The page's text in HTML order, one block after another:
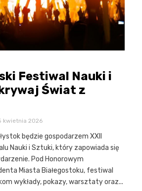
Festiwal Nauki i
Świat z
kwietnia 2026
będzie gospodarzem XXII
Nauki i Sztuki, który zapowiada się
Pod Honorowym
Miasta Białegostoku, festiwal
wykłady, pokazy, warsztaty oraz...